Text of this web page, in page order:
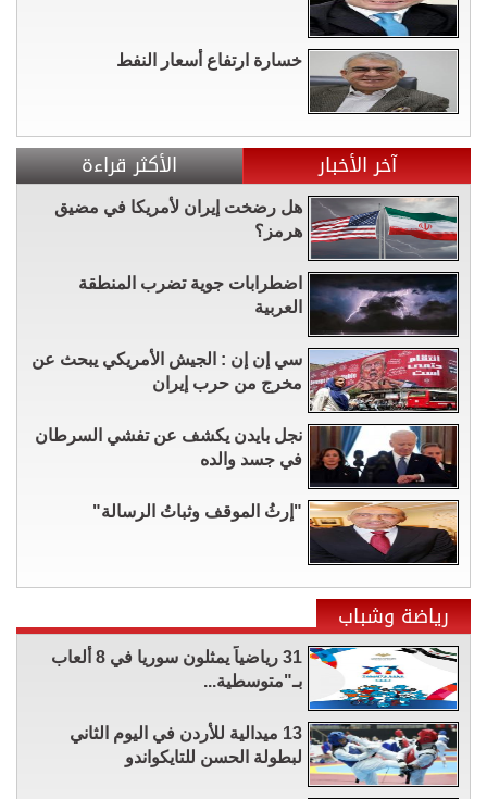
خسارة ارتفاع أسعار النفط
آخر الأخبار الأكثر قراءة
هل رضخت إيران لأمريكا في مضيق
هرمز؟
اضطرابات جوية تضرب المنطقة
العربية
سي إن إن : الجيش الأمريكي يبحث عن
مخرج من حرب إيران
نجل بايدن يكشف عن تفشي السرطان
في جسد والده
"إرثُ الموقف وثباتُ الرسالة"
رياضة وشباب
31 رياضياً يمثلون سوريا في 8 ألعاب
بـ"متوسطية...
13 ميدالية للأردن في اليوم الثاني
لبطولة الحسن للتايكواندو